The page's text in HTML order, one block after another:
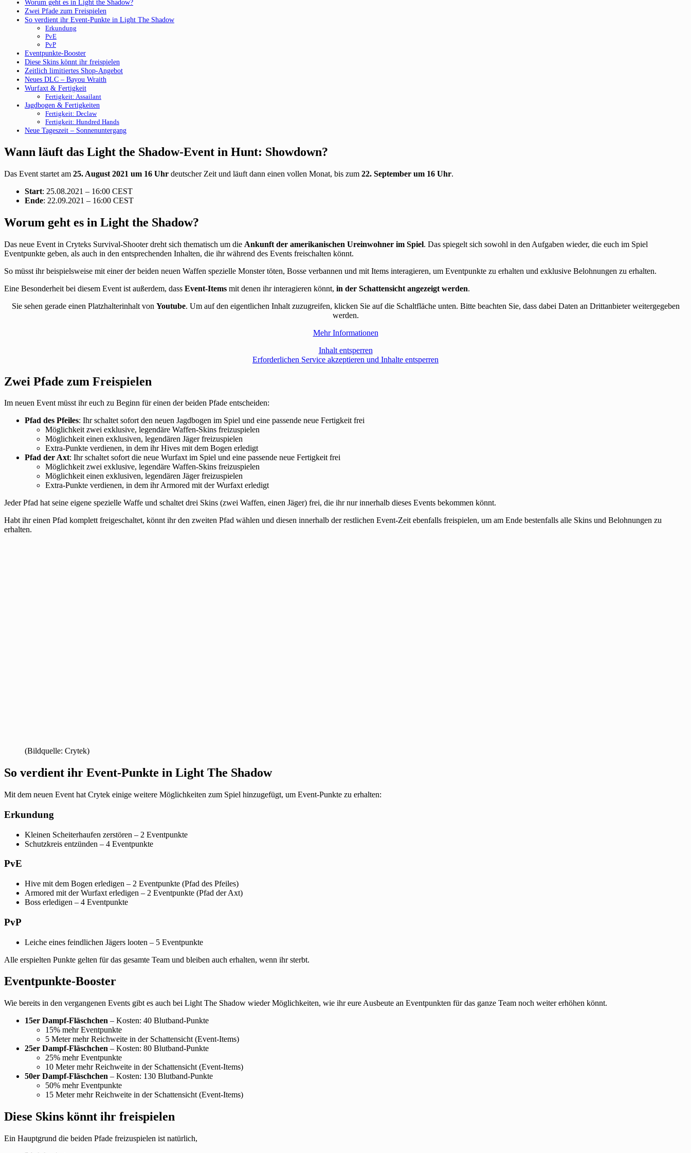
Worum geht es in Light the Shadow?
Zwei Pfade zum Freispielen
So verdient ihr Event-Punkte in Light The Shadow
Erkundung
PvE
PvP
Eventpunkte-Booster
Diese Skins könnt ihr freispielen
Zeitlich limitiertes Shop-Angebot
Neues DLC – Bayou Wraith
Wurfaxt & Fertigkeit
Fertigkeit: Assailant
Jagdbogen & Fertigkeiten
Fertigkeit: Declaw
Fertigkeit: Hundred Hands
Neue Tageszeit – Sonnenuntergang
Wann läuft das Light the Shadow-Event in Hunt: Showdown?
Das Event startet am 25. August 2021 um 16 Uhr deutscher Zeit und läuft dann einen vollen Monat, bis zum 22. September um 16 Uhr.
Start: 25.08.2021 – 16:00 CEST
Ende: 22.09.2021 – 16:00 CEST
Worum geht es in Light the Shadow?
Das neue Event in Cryteks Survival-Shooter dreht sich thematisch um die Ankunft der amerikanischen Ureinwohner im Spiel. Das spiegelt sich sowohl in den Aufgaben wieder, die euch im Spiel
Eventpunkte geben, als auch in den entsprechenden Inhalten, die ihr während des Events freischalten könnt.
So müsst ihr beispielsweise mit einer der beiden neuen Waffen spezielle Monster töten, Bosse verbannen und mit Items interagieren, um Eventpunkte zu erhalten und exklusive Belohnungen zu erhalten.
Eine Besonderheit bei diesem Event ist außerdem, dass Event-Items mit denen ihr interagieren könnt, in der Schattensicht angezeigt werden.
Sie sehen gerade einen Platzhalterinhalt von Youtube. Um auf den eigentlichen Inhalt zuzugreifen, klicken Sie auf die Schaltfläche unten. Bitte beachten Sie, dass dabei Daten an Drittanbieter weitergegeben
werden.
Mehr Informationen
Inhalt entsperren
Erforderlichen Service akzeptieren und Inhalte entsperren
Zwei Pfade zum Freispielen
Im neuen Event müsst ihr euch zu Beginn für einen der beiden Pfade entscheiden:
Pfad des Pfeiles: Ihr schaltet sofort den neuen Jagdbogen im Spiel und eine passende neue Fertigkeit frei
Möglichkeit zwei exklusive, legendäre Waffen-Skins freizuspielen
Möglichkeit einen exklusiven, legendären Jäger freizuspielen
Extra-Punkte verdienen, in dem ihr Hives mit dem Bogen erledigt
Pfad der Axt: Ihr schaltet sofort die neue Wurfaxt im Spiel und eine passende neue Fertigkeit frei
Möglichkeit zwei exklusive, legendäre Waffen-Skins freizuspielen
Möglichkeit einen exklusiven, legendären Jäger freizuspielen
Extra-Punkte verdienen, in dem ihr Armored mit der Wurfaxt erledigt
Jeder Pfad hat seine eigene spezielle Waffe und schaltet drei Skins (zwei Waffen, einen Jäger) frei, die ihr nur innerhalb dieses Events bekommen könnt.
Habt ihr einen Pfad komplett freigeschaltet, könnt ihr den zweiten Pfad wählen und diesen innerhalb der restlichen Event-Zeit ebenfalls freispielen, um am Ende bestenfalls alle Skins und Belohnungen zu
erhalten.
(Bildquelle: Crytek)
So verdient ihr Event-Punkte in Light The Shadow
Mit dem neuen Event hat Crytek einige weitere Möglichkeiten zum Spiel hinzugefügt, um Event-Punkte zu erhalten:
Erkundung
Kleinen Scheiterhaufen zerstören – 2 Eventpunkte
Schutzkreis entzünden – 4 Eventpunkte
PvE
Hive mit dem Bogen erledigen – 2 Eventpunkte (Pfad des Pfeiles)
Armored mit der Wurfaxt erledigen – 2 Eventpunkte (Pfad der Axt)
Boss erledigen – 4 Eventpunkte
PvP
Leiche eines feindlichen Jägers looten – 5 Eventpunkte
Alle erspielten Punkte gelten für das gesamte Team und bleiben auch erhalten, wenn ihr sterbt.
Eventpunkte-Booster
Wie bereits in den vergangenen Events gibt es auch bei Light The Shadow wieder Möglichkeiten, wie ihr eure Ausbeute an Eventpunkten für das ganze Team noch weiter erhöhen könnt.
15er Dampf-Fläschchen – Kosten: 40 Blutband-Punkte
15% mehr Eventpunkte
5 Meter mehr Reichweite in der Schattensicht (Event-Items)
25er Dampf-Fläschchen – Kosten: 80 Blutband-Punkte
25% mehr Eventpunkte
10 Meter mehr Reichweite in der Schattensicht (Event-Items)
50er Dampf-Fläschchen – Kosten: 130 Blutband-Punkte
50% mehr Eventpunkte
15 Meter mehr Reichweite in der Schattensicht (Event-Items)
Diese Skins könnt ihr freispielen
Ein Hauptgrund die beiden Pfade freizuspielen ist natürlich,